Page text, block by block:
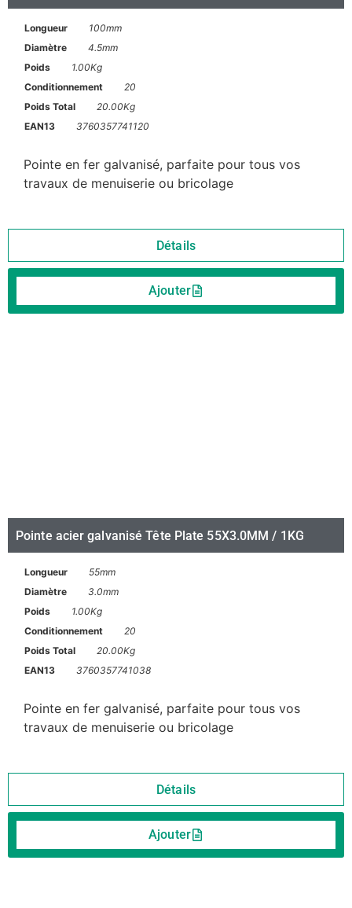
Longueur
100mm
Diamètre
4.5mm
Poids
1.00Kg
Conditionnement
20
Poids Total
20.00Kg
EAN13
3760357741120
Pointe en fer galvanisé, parfaite pour tous vos
travaux de menuiserie ou bricolage
Détails
Ajouter
Pointe acier galvanisé Tête Plate 55X3.0MM / 1KG
Longueur
55mm
Diamètre
3.0mm
Poids
1.00Kg
Conditionnement
20
Poids Total
20.00Kg
EAN13
3760357741038
Pointe en fer galvanisé, parfaite pour tous vos
travaux de menuiserie ou bricolage
Détails
Ajouter